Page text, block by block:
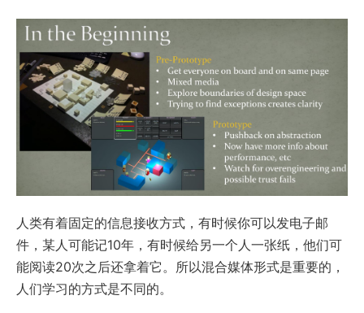
人类有着固定的信息接收方式，有时候你可以发电子邮
件，某人可能记10年，有时候给另一个人一张纸，他们可
能阅读20次之后还拿着它。所以混合媒体形式是重要的，
人们学习的方式是不同的。